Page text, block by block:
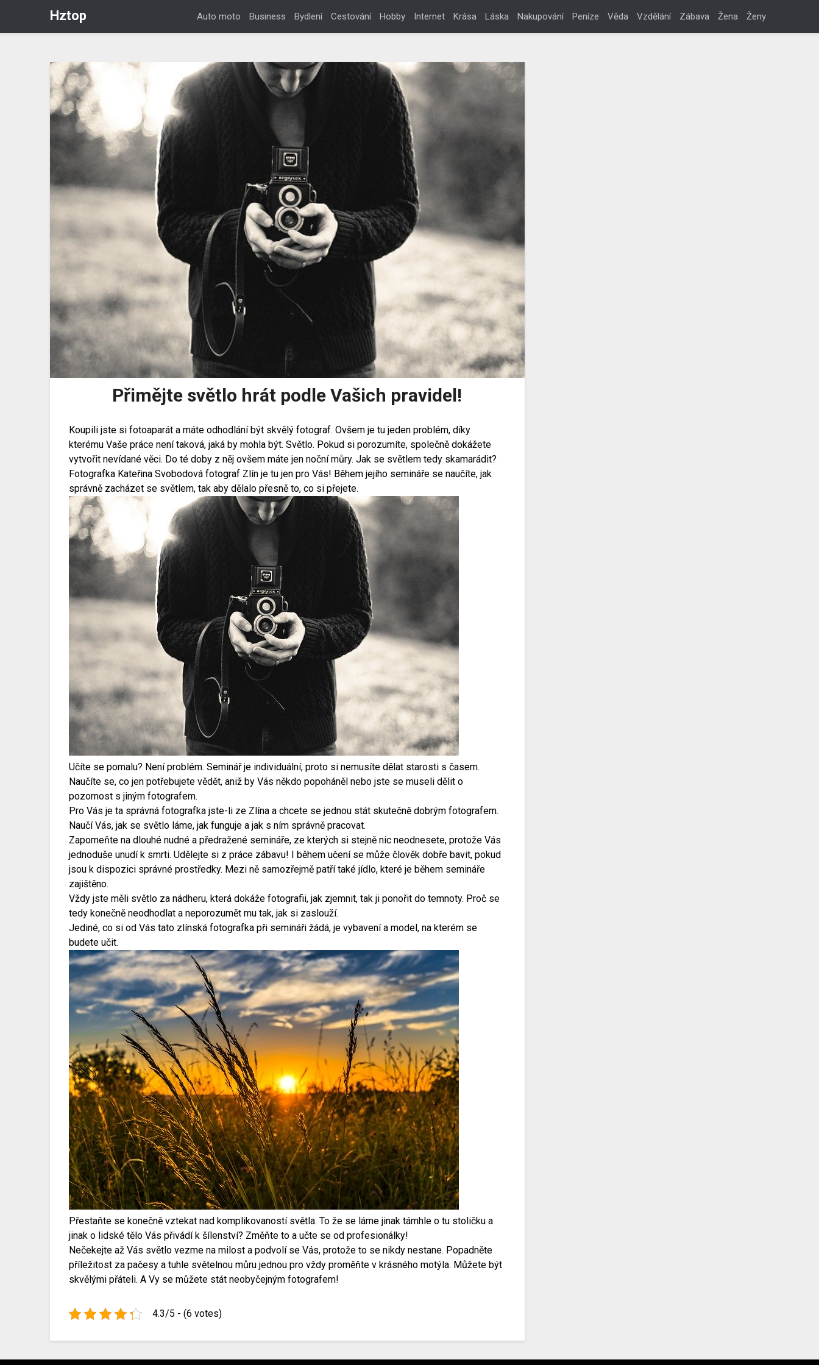
Hztop Auto moto Business Bydlení Cestování Hobby Internet Krása Láska Nakupování Peníze Věda Vzdělání Zábava Žena Ženy
Přimějte světlo hrát podle Vašich pravidel!
Koupili jste si fotoaparát a máte odhodlání být skvělý fotograf. Ovšem je tu jeden problém, díky
kterému Vaše práce není taková, jaká by mohla být. Světlo. Pokud si porozumíte, společně dokážete
vytvořit nevídané věci. Do té doby z něj ovšem máte jen noční můry. Jak se světlem tedy skamarádit?
Fotografka Kateřina Svobodováfotograf Zlín je tu jen pro Vás! Během jejího semináře se naučíte, jak
správně zacházet se světlem, tak aby dělalo přesně to, co si přejete.
Učíte se pomalu? Není problém. Seminář je individuální, proto si nemusíte dělat starosti s časem.
Naučíte se, co jen potřebujete vědět, aniž by Vás někdo popoháněl nebo jste se museli dělit o
pozornost s jiným fotografem.
Pro Vás je ta správná fotografka jste-li ze Zlína a chcete se jednou stát skutečně dobrým fotografem.
Naučí Vás, jak se světlo láme, jak funguje a jak s ním správně pracovat.
Zapomeňte na dlouhé nudné a předražené semináře, ze kterých si stejně nic neodnesete, protože Vás
jednoduše unudí k smrti. Udělejte si z práce zábavu! I během učení se může člověk dobře bavit, pokud
jsou k dispozici správné prostředky. Mezi ně samozřejmě patří také jídlo, které je během semináře
zajištěno.
Vždy jste měli světlo za nádheru, která dokáže fotografii, jak zjemnit, tak ji ponořit do temnoty. Proč se
tedy konečně neodhodlat a neporozumět mu tak, jak si zaslouží.
Jediné, co si od Vás tato zlínská fotografka při semináři žádá, je vybavení a model, na kterém se
budete učit.
Přestaňte se konečně vztekat nad komplikovaností světla. To že se láme jinak támhle o tu stoličku a
jinak o lidské tělo Vás přivádí k šílenství? Změňte to a učte se od profesionálky!
Nečekejte až Vás světlo vezme na milost a podvolí se Vás, protože to se nikdy nestane. Popadněte
příležitost za pačesy a tuhle světelnou můru jednou pro vždy proměňte v krásného motýla. Můžete být
skvělými přáteli. A Vy se můžete stát neobyčejným fotografem!
4.3/5 - (6 votes)